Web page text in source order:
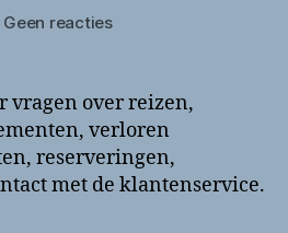
Geen reactiesop
Klantenservice
en
contactinformatie
vragen over reizen,
verloren
reserveringen,
met de klantenservice.